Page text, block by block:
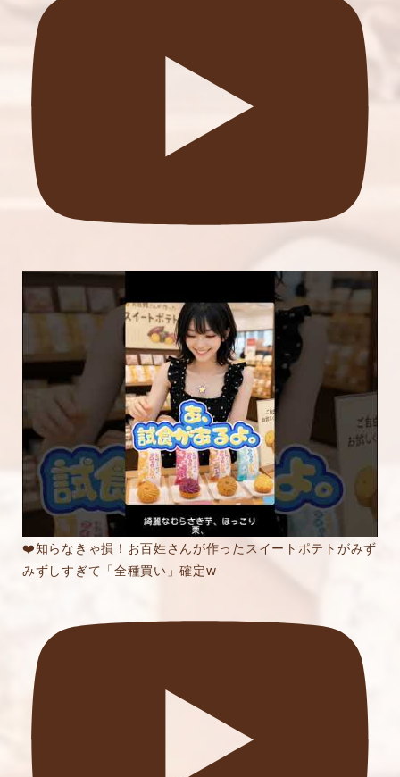
❤️知らなきゃ損！お百姓さんが作ったスイートポテトがみず
みずしすぎて「全種買い」確定w